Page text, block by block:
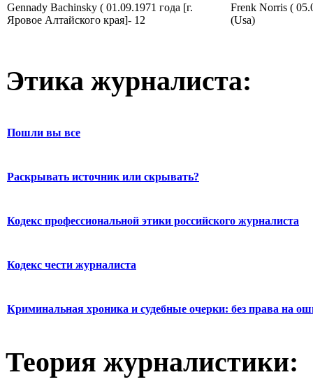
Gennady Bachinsky ( 01.09.1971 года [г.
Яровое Алтайского края]- 12
Frenk Norris (
(Usa)
Этика журналиста:
Пошли вы все
Раскрывать источник или скрывать?
Кодекс профессиональной этики российского журналиста
Кодекс чести журналиста
Криминальная хроника и судебные очерки: без права на
Теория журналистики: